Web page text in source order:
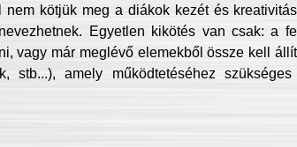
nem kötjük meg a diákok kezét és
Egyetlen kikötés van csak: a
vagy már meglévő elemekből össze kell
stb...), amely működtetéséhez